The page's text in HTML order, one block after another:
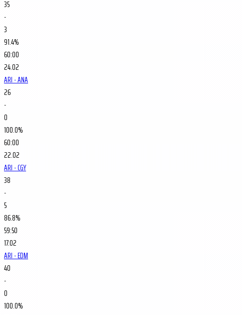
35
-
3
91.4%
60:00
24.02
ARI - ANA
26
-
0
100.0%
60:00
22.02
ARI - CGY
38
-
5
86.8%
59:50
17.02
ARI - EDM
40
-
0
100.0%